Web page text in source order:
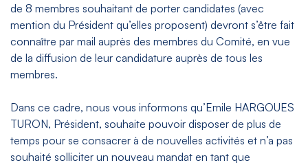
de 8 membres souhaitant de porter candidates (avec
mention du Président qu’elles proposent) devront s’être fait
connaître par mail auprès des membres du Comité, en vue
de la diffusion de leur candidature auprès de tous les
membres.
Dans ce cadre, nous vous informons qu’Emile HARGOUES
TURON, Président, souhaite pouvoir disposer de plus de
temps pour se consacrer à de nouvelles activités et n’a pas
souhaité solliciter un nouveau mandat en tant que